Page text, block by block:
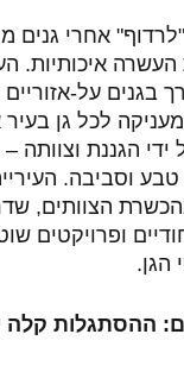
אחרי גנים
העשרה איכותיות.
בגנים על-
לכל גן בעיר
הגננת וצוותה –
טבע וסביבה.
הצוותים,
ופרויקטים
הגן.
ההסתגלות קלה